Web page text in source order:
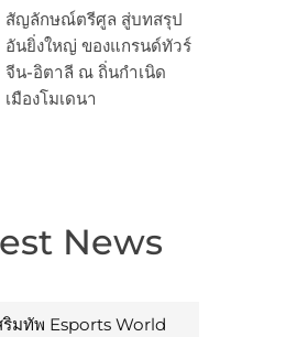
สัญลักษณ์ตรีศูล สู่บทสรุป
อันยิ่งใหญ่ ของแกรนด์ทัวร์
จีน-อิตาลี ณ ถิ่นกำเนิด
เมืองโมเดนา
News
ริมทัพ Esports World